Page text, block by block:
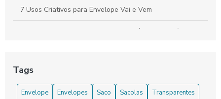
7 Usos Criativos para Envelope Vai e Vem
7 Usos Surpreendentes para Saco Plástico com Zíper
A Indústria de Sacolas Plásticas: Inovação,
Sustentabilidade e Versatilidade
Tags
Envelope Envelopes Saco Sacolas Transparentes